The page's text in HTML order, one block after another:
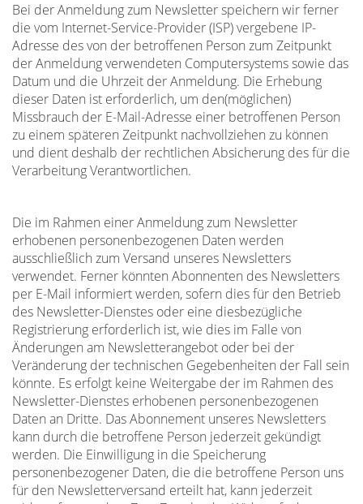
Bei der Anmeldung zum Newsletter speichern wir ferner
die vom Internet-Service-Provider (ISP) vergebene IP-
Adresse des von der betroffenen Person zum Zeitpunkt
der Anmeldung verwendeten Computersystems sowie das
Datum und die Uhrzeit der Anmeldung. Die Erhebung
dieser Daten ist erforderlich, um den(möglichen)
Missbrauch der E-Mail-Adresse einer betroffenen Person
zu einem späteren Zeitpunkt nachvollziehen zu können
und dient deshalb der rechtlichen Absicherung des für die
Verarbeitung Verantwortlichen.
Die im Rahmen einer Anmeldung zum Newsletter
erhobenen personenbezogenen Daten werden
ausschließlich zum Versand unseres Newsletters
verwendet. Ferner könnten Abonnenten des Newsletters
per E-Mail informiert werden, sofern dies für den Betrieb
des Newsletter-Dienstes oder eine diesbezügliche
Registrierung erforderlich ist, wie dies im Falle von
Änderungen am Newsletterangebot oder bei der
Veränderung der technischen Gegebenheiten der Fall sein
könnte. Es erfolgt keine Weitergabe der im Rahmen des
Newsletter-Dienstes erhobenen personenbezogenen
Daten an Dritte. Das Abonnement unseres Newsletters
kann durch die betroffene Person jederzeit gekündigt
werden. Die Einwilligung in die Speicherung
personenbezogener Daten, die die betroffene Person uns
für den Newsletterversand erteilt hat, kann jederzeit